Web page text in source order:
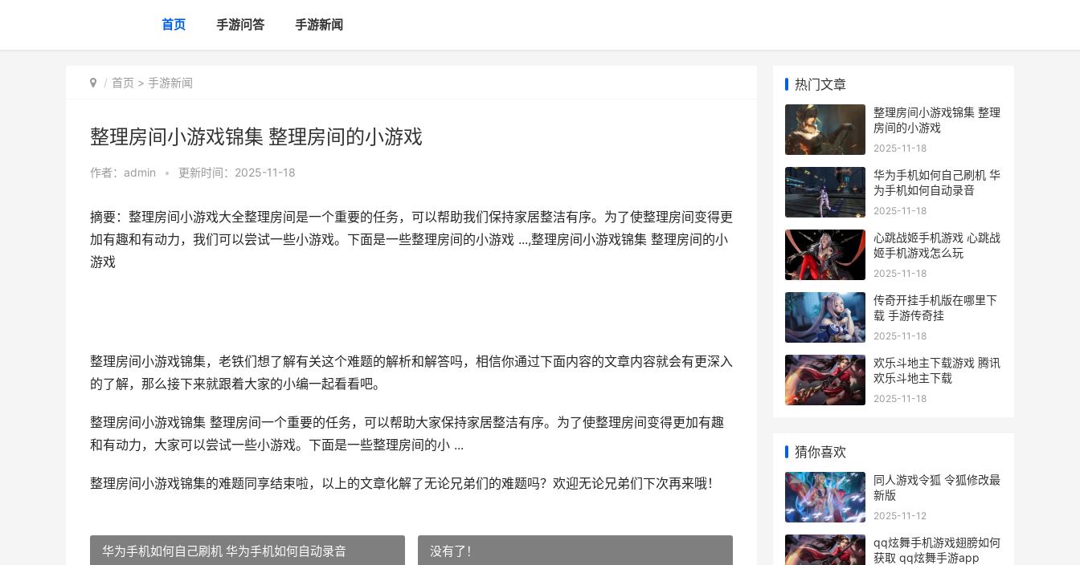
首页 手游问答 手游新闻
首页 > 手游新闻
整理房间小游戏锦集 整理房间的小游戏
作者： admin • 更新时间：2025-11-18
摘要：整理房间小游戏大全整理房间是一个重要的任务，可以帮助我们保持家居整洁有序。为了使整理房间变得更
加有趣和有动力，我们可以尝试一些小游戏。下面是一些整理房间的小游戏 ...,整理房间小游戏锦集 整理房间的小
游戏
整理房间小游戏锦集，老铁们想了解有关这个难题的解析和解答吗，相信你通过下面内容的文章内容就会有更深入
的了解，那么接下来就跟着大家的小编一起看看吧。
整理房间小游戏锦集 整理房间一个重要的任务，可以帮助大家保持家居整洁有序。为了使整理房间变得更加有趣
和有动力，大家可以尝试一些小游戏。下面是一些整理房间的小 ...
整理房间小游戏锦集的难题同享结束啦，以上的文章化解了无论兄弟们的难题吗？欢迎无论兄弟们下次再来哦！
华为手机如何自己刷机 华为手机如何自动录音 没有了！
热门文章
整理房间小游戏锦集 整理
房间的小游戏
2025-11-18
华为手机如何自己刷机 华
为手机如何自动录音
2025-11-18
心跳战姬手机游戏 心跳战
姬手机游戏怎么玩
2025-11-18
传奇开挂手机版在哪里下
载 手游传奇挂
2025-11-18
欢乐斗地主下载游戏 腾讯
欢乐斗地主下载
2025-11-18
猜你喜欢
同人游戏令狐 令狐修改最
新版
2025-11-12
qq炫舞手机游戏翅膀如何
获取 qq炫舞手游app